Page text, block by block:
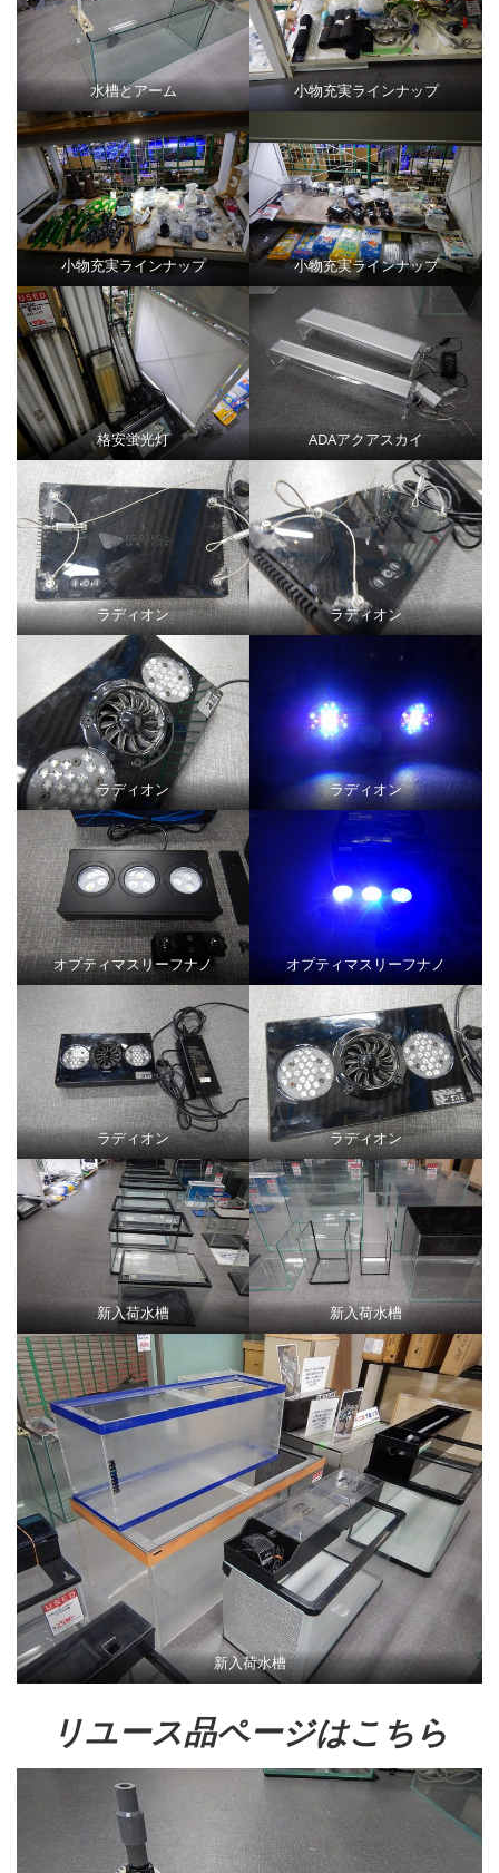
水槽とアーム 小物充実ラインナップ
小物充実ラインナップ 小物充実ラインナップ
格安蛍光灯 ADAアクアスカイ
ラディオン ラディオン
ラディオン ラディオン
オプティマスリーフナノ オプティマスリーフナノ
ラディオン ラディオン
新入荷水槽 新入荷水槽
新入荷水槽
リユース品ページはこちら